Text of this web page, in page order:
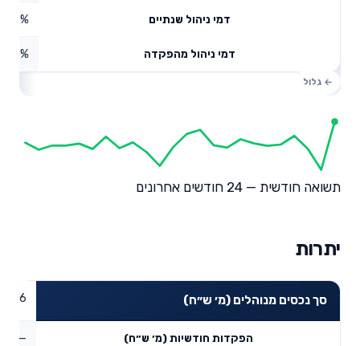
דמי ניהול שנתיים
דמי ניהול מהפקדה
תשואה חודשית — 24 חודשים אחרונים
יתרות
סך נכסים מנוהלים (מ׳ ש״ח)
הפקדות חודשיות (מ׳ ש״ח) —